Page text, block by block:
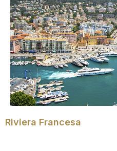
Riviera Francesa